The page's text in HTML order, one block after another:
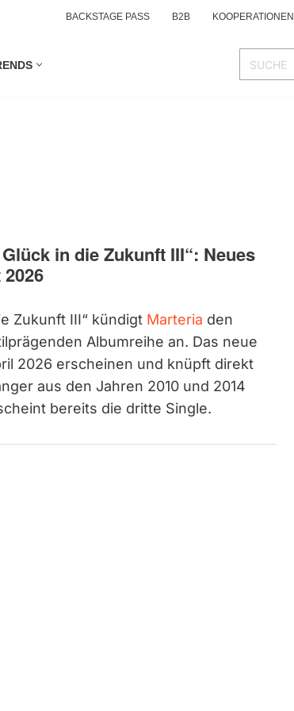
BACKSTAGE PASS B2B KOOPERATIONEN
in die Zukunft III“: Neues
Zukunft III“ kündigt Marteria den
Albumreihe an. Das neue
2026 erscheinen und knüpft direkt
aus den Jahren 2010 und 2014
bereits die dritte Single.